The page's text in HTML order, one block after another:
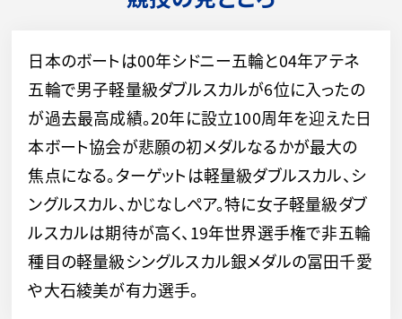
日本のボートは00年シドニー五輪と04年アテネ
五輪で男子軽量級ダブルスカルが6位に入ったの
が過去最高成績。20年に設立100周年を迎えた日
本ボート協会が悲願の初メダルなるかが最大の
焦点になる。ターゲットは軽量級ダブルスカル、シ
ングルスカル、かじなしペア。特に女子軽量級ダブ
ルスカルは期待が高く、19年世界選手権で非五輪
種目の軽量級シングルスカル銀メダルの冨田千愛
や大石綾美が有力選手。